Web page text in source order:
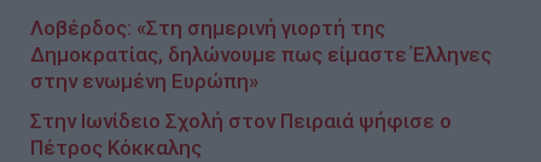
Λοβέρδος: «Στη σημερινή γιορτή της
Δημοκρατίας, δηλώνουμε πως είμαστε Έλληνες
στην ενωμένη Ευρώπη»
Στην Ιωνίδειο Σχολή στον Πειραιά ψήφισε ο
Πέτρος Κόκκαλης